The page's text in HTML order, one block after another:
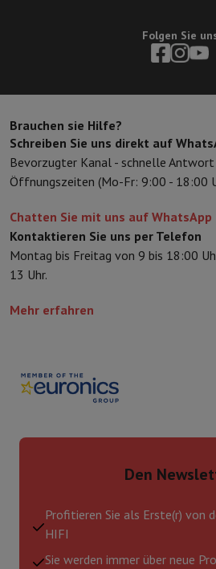
Smart Home
SmartwatchApple
Gesamte
Sport Zubehör Sport Kopfhörer
Batterien & ElektrizitätAkkus
Infos & Beratung
Warum HiFi wählen
Unsere DienstleistungenKostenlose
Kundenservice Reparieren Sie Ihr Gerät
Häufig gestellte Fragen Kann ich mit
Folgen Sie
Brauchen sie Hilfe?
Schreiben Sie uns direkt auf
Bevorzugter Kanal - schnelle
Öffnungszeiten (Mo-Fr: 9:00 - 18:00
Chatten Sie mit uns auf WhatsApp
Kontaktieren Sie uns per Telefon
Montag bis Freitag von 9 bis 18:00
13 Uhr.
Mehr erfahren
Den
Profitieren Sie als Erste(r) von
HIFI
Sie werden immer über neue